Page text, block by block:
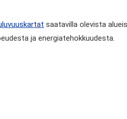
saatavilla olevista
ja energiatehokkuudesta.